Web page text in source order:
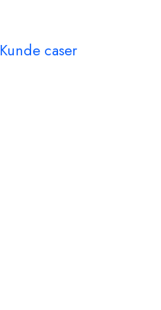
Kunde caser